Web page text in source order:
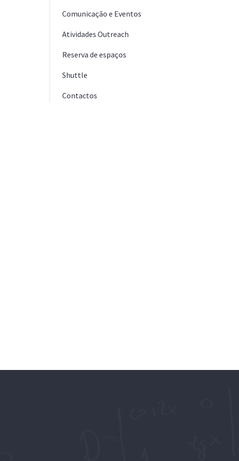
Comunicação e Eventos
Atividades Outreach
Reserva de espaços
Shuttle
Contactos